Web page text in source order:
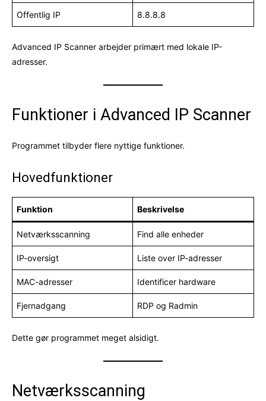
Offentlig IP 8.8.8.8
Advanced IP Scanner arbejder primært med lokale IP-
adresser.
Funktioner i Advanced IP Scanner
Programmet tilbyder flere nyttige funktioner.
Hovedfunktioner
Funktion Beskrivelse
Netværksscanning Find alle enheder
IP-oversigt Liste over IP-adresser
MAC-adresser Identificer hardware
Fjernadgang RDP og Radmin
Dette gør programmet meget alsidigt.
Netværksscanning